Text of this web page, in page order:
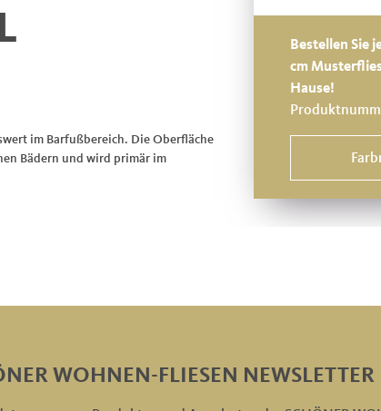
Bestellen Sie
cm
Hause!
im Barfußbereich. Die Oberfläche
Bädern und wird primär im
WOHNEN-FLIESEN NEWSLETTER